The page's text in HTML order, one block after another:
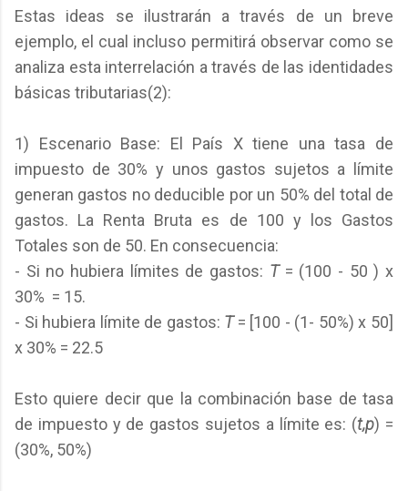
Estas ideas se ilustrarán a través de un breve
ejemplo, el cual incluso permitirá observar como se
analiza esta interrelación a través de las identidades
básicas tributarias(2):
1) Escenario Base: El País X tiene una tasa de
impuesto de 30% y unos gastos sujetos a límite
generan gastos no deducible por un 50% del total de
gastos. La Renta Bruta es de 100 y los Gastos
Totales son de 50. En consecuencia:
- Si no hubiera límites de gastos: T= (100 - 50 ) x
30% = 15.
- Si hubiera límite de gastos: T= [100 - (1- 50%) x 50]
x 30% = 22.5
Esto quiere decir que la combinación base de tasa
de impuesto y de gastos sujetos a límite es: (t,p) =
(30%, 50%)